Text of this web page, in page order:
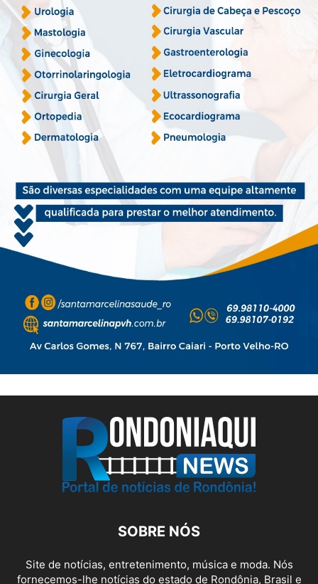
SOBRE NÓS
Site de notícias, entretenimento, música e moda. Nós
fornecemos-lhe notícias do estado de Rondônia, Brasil e